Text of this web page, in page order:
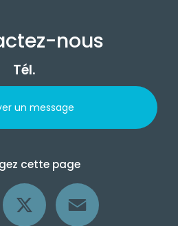
nous
Tél.
un message
cette page
Facebook